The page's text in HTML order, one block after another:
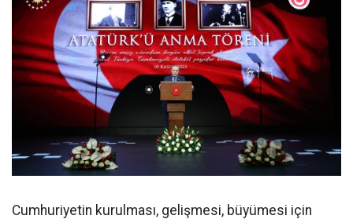
Cumhuriyetin kurulması, gelişmesi, büyümesi için